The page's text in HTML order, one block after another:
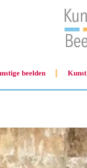
beelden Kunst